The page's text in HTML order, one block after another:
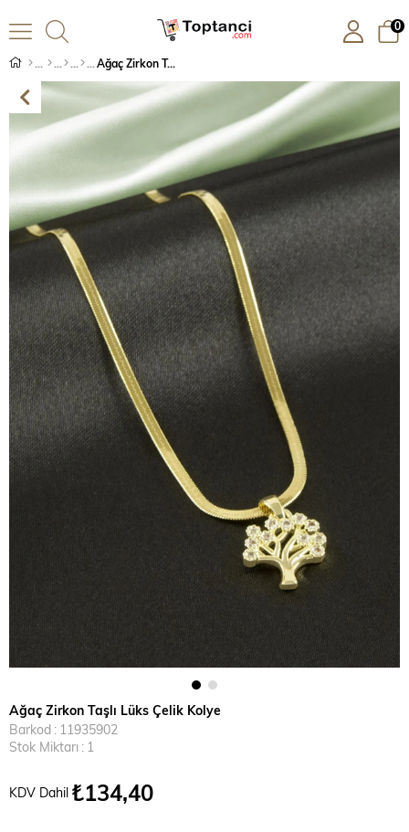
0
Ağaç Zirkon Taşlı Lüks Çelik Kolye
Ağaç Zirkon Taşlı Lüks Çelik Kolye
Barkod : 11935902
Stok Miktarı : 1
KDV Dahil ₺134,40